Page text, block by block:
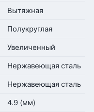
Вытяжная
Полукруглая
Увеличенный
Нержавеющая сталь
Нержавеющая сталь
4.9 (мм)